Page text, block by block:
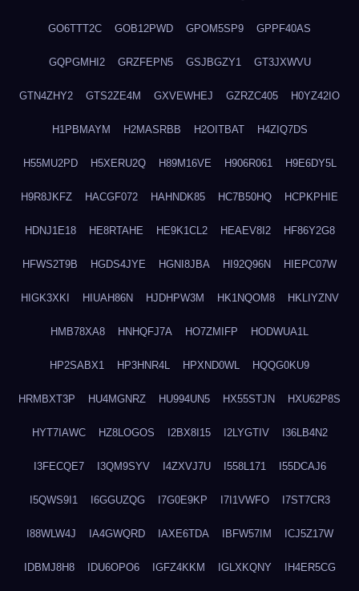
GO6TTT2C GOB12PWD GPOM5SP9 GPPF40AS
GQPGMHI2 GRZFEPN5 GSJBGZY1 GT3JXWVU
GTN4ZHY2 GTS2ZE4M GXVEWHEJ GZRZC405 H0YZ42IO
H1PBMAYM H2MASRBB H2OITBAT H4ZIQ7DS
H55MU2PD H5XERU2Q H89M16VE H906R061 H9E6DY5L
H9R8JKFZ HACGF072 HAHNDK85 HC7B50HQ HCPKPHIE
HDNJ1E18 HE8RTAHE HE9K1CL2 HEAEV8I2 HF86Y2G8
HFWS2T9B HGDS4JYE HGNI8JBA HI92Q96N HIEPC07W
HIGK3XKI HIUAH86N HJDHPW3M HK1NQOM8 HKLIYZNV
HMB78XA8 HNHQFJ7A HO7ZMIFP HODWUA1L
HP2SABX1 HP3HNR4L HPXND0WL HQQG0KU9
HRMBXT3P HU4MGNRZ HU994UN5 HX55STJN HXU62P8S
HYT7IAWC HZ8LOGOS I2BX8I15 I2LYGTIV I36LB4N2
I3FECQE7 I3QM9SYV I4ZXVJ7U I558L171 I55DCAJ6
I5QWS9I1 I6GGUZQG I7G0E9KP I7I1VWFO I7ST7CR3
I88WLW4J IA4GWQRD IAXE6TDA IBFW57IM ICJ5Z17W
IDBMJ8H8 IDU6OPO6 IGFZ4KKM IGLXKQNY IH4ER5CG